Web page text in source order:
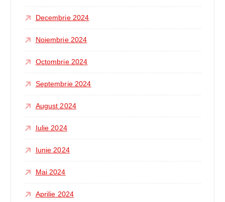
Decembrie 2024
Noiembrie 2024
Octombrie 2024
Septembrie 2024
August 2024
Iulie 2024
Iunie 2024
Mai 2024
Aprilie 2024